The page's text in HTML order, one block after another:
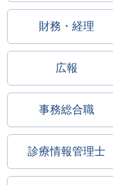
財務・経理
広報
事務総合職
診療情報管理士